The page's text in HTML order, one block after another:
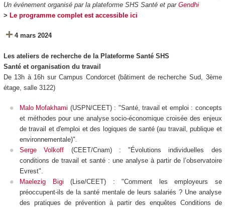
Un événement organisé par la plateforme SHS Santé et par Gendhi
> Le programme complet est accessible ici
4 mars 2024
Les ateliers de recherche de la Plateforme Santé SHS
Santé et organisation du travail
De 13h à 16h sur Campus Condorcet (bâtiment de recherche Sud, 3ème
étage, salle 3122)
Malo Mofakhami (USPN/CEET) : "Santé, travail et emploi : concepts
et méthodes pour une analyse socio-économique croisée des enjeux
de travail et d'emploi et des logiques de santé (au travail, publique et
environnementale)".
Serge Volkoff (CEET/Cnam) : "Évolutions individuelles des
conditions de travail et santé : une analyse à partir de l’observatoire
Evrest".
Maelezig Bigi (Lise/CEET) : "Comment les employeurs se
préoccupent-ils de la santé mentale de leurs salariés ? Une analyse
des pratiques de prévention à partir des enquêtes Conditions de